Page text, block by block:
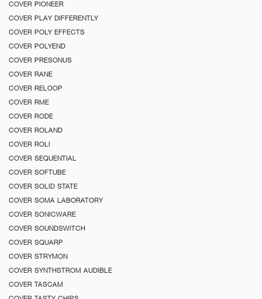
COVER PIONEER
COVER PLAY DIFFERENTLY
COVER POLY EFFECTS
COVER POLYEND
COVER PRESONUS
COVER RANE
COVER RELOOP
COVER RME
COVER RODE
COVER ROLAND
COVER ROLI
COVER SEQUENTIAL
COVER SOFTUBE
COVER SOLID STATE
COVER SOMA LABORATORY
COVER SONICWARE
COVER SOUNDSWITCH
COVER SQUARP
COVER STRYMON
COVER SYNTHSTROM AUDIBLE
COVER TASCAM